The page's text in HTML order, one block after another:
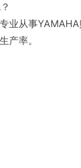
业从事
产率。